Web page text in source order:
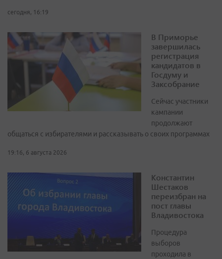
сегодня, 16:19
В Приморье
завершилась
регистрация
кандидатов в
Госдуму и
Заксобрание
Сейчас участники
кампании
продолжают
общаться с избирателями и рассказывать о своих программах
19:16, 6 августа 2026
Константин
Шестаков
переизбран на
пост главы
Владивостока
Процедура
выборов
проходила в